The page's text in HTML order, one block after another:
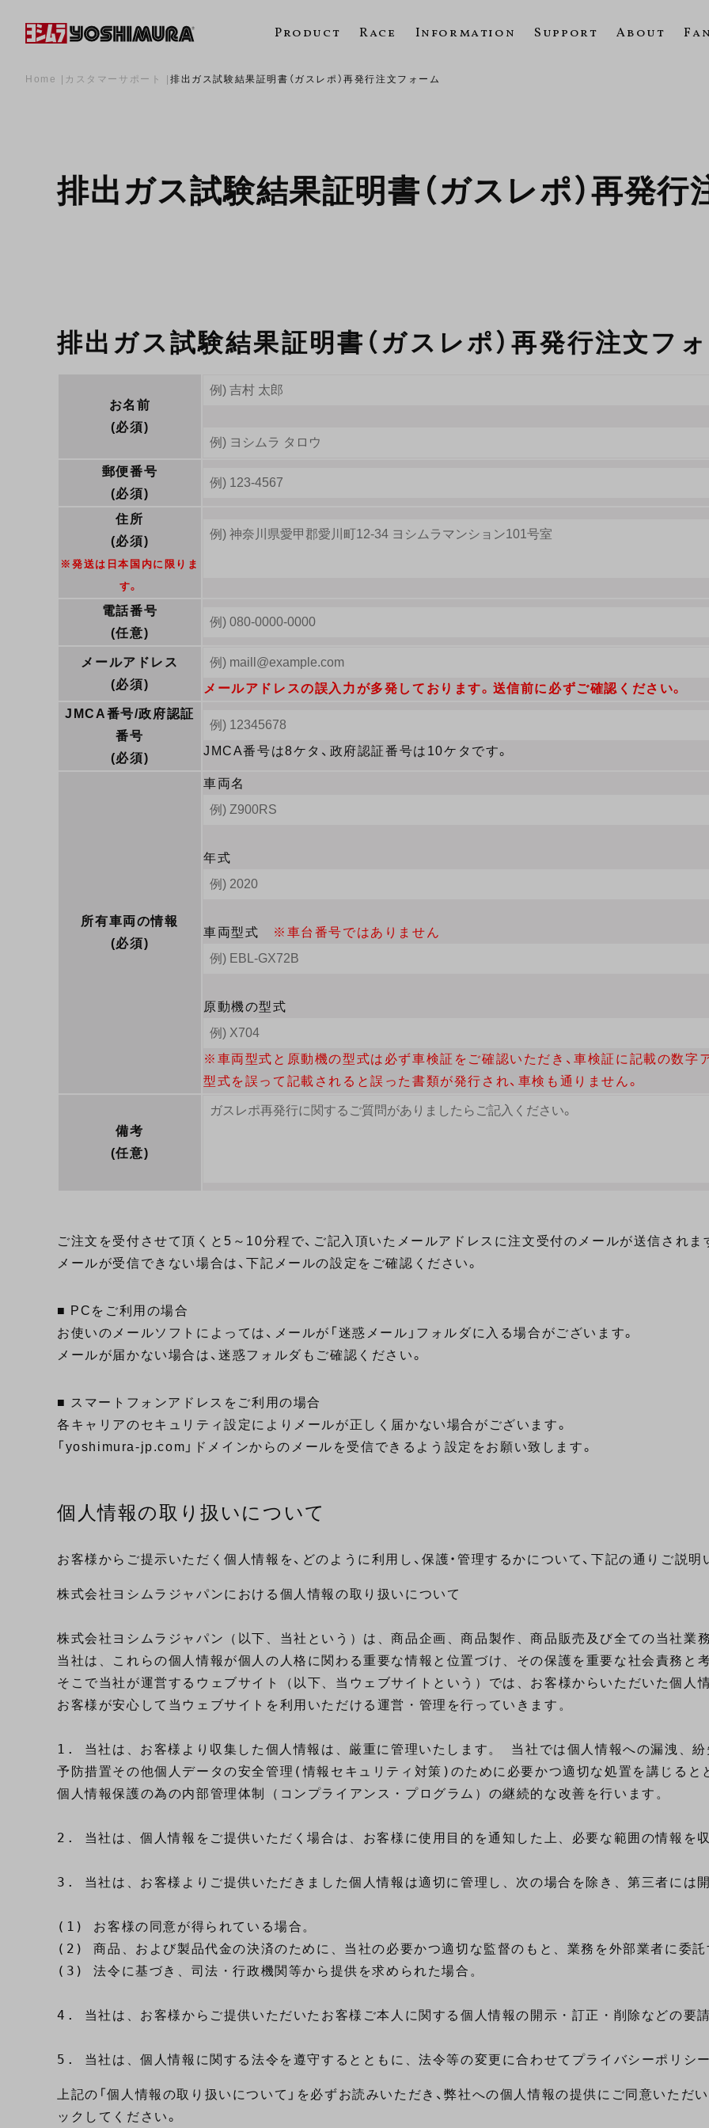
Product Race Information Support About
Home カスタマーサポート 排出ガス試験結果証明書（ガスレポ）再発行注文フォーム
排出ガス試験結果証明書（ガスレポ）再発行
排出ガス試験結果証明書（ガスレポ）再発行注文フ
お名前
(必須)
郵便番号
(必須)
住所
(必須)
※発送は日本国内に限りま
す。
電話番号
(任意)
メールアドレス
(必須)
メールアドレスの誤入力が多発しております。送信前に必ずご確認ください。
JMCA番号/政府認証
番号
(必須)
JMCA番号は8ケタ、政府認証番号は10ケタです。
所有車両の情報
(必須)
車両名
年式
車両型式 ※車台番号ではありません
原動機の型式
※車両型式と原動機の型式は必ず車検証をご確認いただき、車検証に記載の数字
型式を誤って記載されると誤った書類が発行され、車検も通りません。
備考
(任意)
ご注文を受付させて頂くと5～10分程で、ご記入頂いたメールアドレスに注文受付のメールが送信されま
メールが受信できない場合は、下記メールの設定をご確認ください。
■ PCをご利用の場合
お使いのメールソフトによっては、メールが「迷惑メール」フォルダに入る場合がございます。
メールが届かない場合は、迷惑フォルダもご確認ください。
■ スマートフォンアドレスをご利用の場合
各キャリアのセキュリティ設定によりメールが正しく届かない場合がございます。
「yoshimura-jp.com」ドメインからのメールを受信できるよう設定をお願い致します。
個人情報の取り扱いについて
お客様からご提示いただく個人情報を、どのように利用し、保護・管理するかについて、下記の通りご説明
株式会社ヨシムラジャパンにおける個人情報の取り扱いについて
株式会社ヨシムラジャパン（以下、当社という）は、商品企画、商品製作、商品販売及び全ての当社業
当社は、これらの個人情報が個人の人格に関わる重要な情報と位置づけ、その保護を重要な社会責務と
そこで当社が運営するウェブサイト（以下、当ウェブサイトという）では、お客様からいただいた個人
お客様が安心して当ウェブサイトを利用いただける運営・管理を行っていきます。
1. 当社は、お客様より収集した個人情報は、厳重に管理いたします。 当社では個人情報への漏洩、
予防措置その他個人データの安全管理(情報セキュリティ対策)のために必要かつ適切な処置を講じると
個人情報保護の為の内部管理体制（コンプライアンス・プログラム）の継続的な改善を行います。
2. 当社は、個人情報をご提供いただく場合は、お客様に使用目的を通知した上、必要な範囲の情報を
3. 当社は、お客様よりご提供いただきました個人情報は適切に管理し、次の場合を除き、第三者には
(1) お客様の同意が得られている場合。
(2) 商品、および製品代金の決済のために、当社の必要かつ適切な監督のもと、業務を外部業者に委
(3) 法令に基づき、司法・行政機関等から提供を求められた場合。
4. 当社は、お客様からご提供いただいたお客様ご本人に関する個人情報の開示・訂正・削除などの要
上記の「個人情報の取り扱いについて」を必ずお読みいただき、弊社への個人情報の提供にご同意いただ
ックしてください。